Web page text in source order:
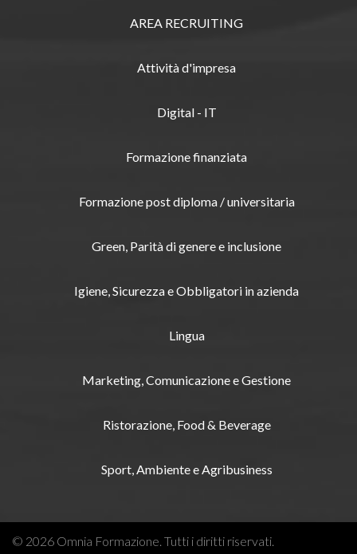
AREA RECRUITING
Attività d'impresa
Digital - IT
Formazione finanziata
Formazione post diploma / universitaria
Green, Parità di genere e inclusione
Igiene, Sicurezza e Obbligatori in azienda
Lingua
Marketing, Comunicazione e Gestione
Ristorazione, Food & Beverage
Sport, Ambiente e Agribusiness
© 2026 Omnia Formazione. Tutti i diritti riservati.